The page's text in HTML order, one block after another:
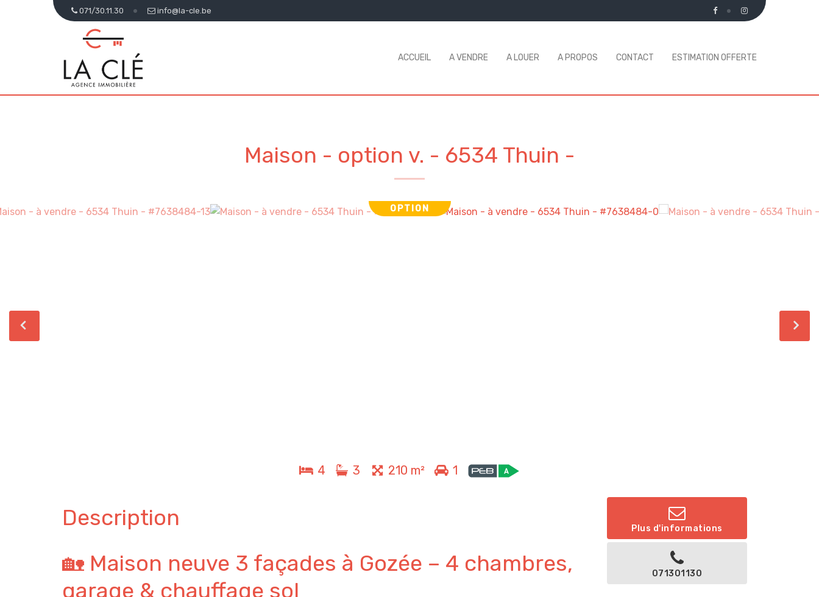
071/30.11.30 info@la-cle.be
ACCUEIL A VENDRE A LOUER A PROPOS CONTACT ESTIMATION OFFERTE
Maison - option v. - 6534 Thuin -
OPTION
4 3 210 m² 1
Description
🏡 Maison neuve 3 façades à Gozée – 4 chambres,
garage & chauffage sol
Plus d'informations
071301130